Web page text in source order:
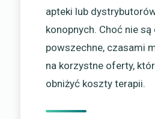
apteki lub
konopnych. Choć nie są
powszechne, czasami
na korzystne oferty,
obniżyć koszty terapii.